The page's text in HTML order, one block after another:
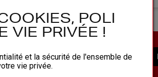
van onze
POLI
VIE PRIVÉE !
et la sécurité de l'ensemble de
vie privée.